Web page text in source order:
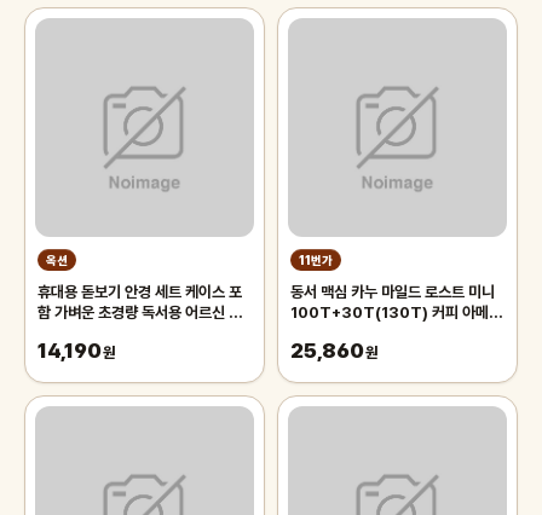
옥션
휴대용 돋보기 안경 세트 케이스 포
함 가벼운 초경량 독서용 어르신 노
남성
14,190원
11번가
동서 맥심 카누 마일드 로스트 미니
100T+30T(130T) 커피 아메리
25,860원